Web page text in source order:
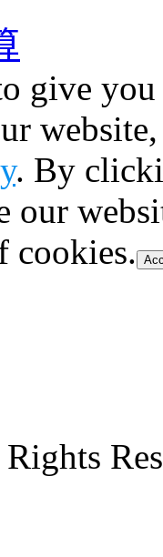
give
. By
our
cookies.